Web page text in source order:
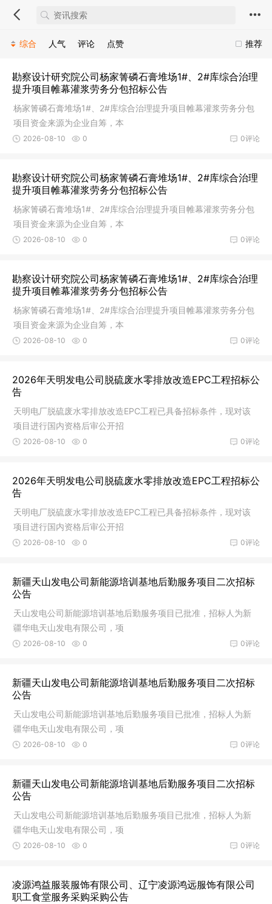
推荐
综合 人气 评论 点赞
勘察设计研究院公司杨家箐磷石膏堆场1#、2#库综合治理
提升项目帷幕灌浆劳务分包招标公告
杨家箐磷石膏堆场1#、2#库综合治理提升项目帷幕灌浆劳务分包
项目资金来源为企业自筹，本
0评论
2026-08-10 0
勘察设计研究院公司杨家箐磷石膏堆场1#、2#库综合治理
提升项目帷幕灌浆劳务分包招标公告
杨家箐磷石膏堆场1#、2#库综合治理提升项目帷幕灌浆劳务分包
项目资金来源为企业自筹，本
0评论
2026-08-10 0
勘察设计研究院公司杨家箐磷石膏堆场1#、2#库综合治理
提升项目帷幕灌浆劳务分包招标公告
杨家箐磷石膏堆场1#、2#库综合治理提升项目帷幕灌浆劳务分包
项目资金来源为企业自筹，本
0评论
2026-08-10 0
2026年天明发电公司脱硫废水零排放改造EPC工程招标公
告
天明电厂脱硫废水零排放改造EPC工程已具备招标条件，现对该
项目进行国内资格后审公开招
0评论
2026-08-10 0
2026年天明发电公司脱硫废水零排放改造EPC工程招标公
告
天明电厂脱硫废水零排放改造EPC工程已具备招标条件，现对该
项目进行国内资格后审公开招
0评论
2026-08-10 0
新疆天山发电公司新能源培训基地后勤服务项目二次招标
公告
天山发电公司新能源培训基地后勤服务项目已批准，招标人为新
疆华电天山发电有限公司，项
0评论
2026-08-10 0
新疆天山发电公司新能源培训基地后勤服务项目二次招标
公告
天山发电公司新能源培训基地后勤服务项目已批准，招标人为新
疆华电天山发电有限公司，项
0评论
2026-08-10 0
新疆天山发电公司新能源培训基地后勤服务项目二次招标
公告
天山发电公司新能源培训基地后勤服务项目已批准，招标人为新
疆华电天山发电有限公司，项
0评论
2026-08-10 0
凌源鸿益服装服饰有限公司、辽宁凌源鸿远服饰有限公司
职工食堂服务采购采购公告